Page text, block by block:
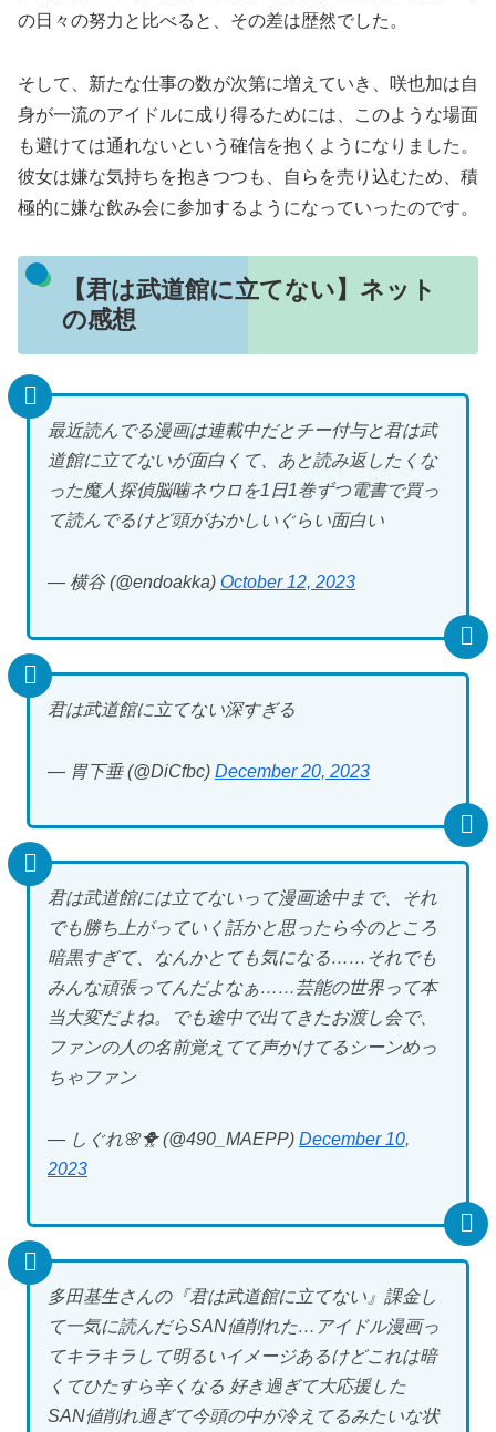
の日々の努力と比べると、その差は歴然でした。
そして、新たな仕事の数が次第に増えていき、咲也加は自
身が一流のアイドルに成り得るためには、このような場面
も避けては通れないという確信を抱くようになりました。
彼女は嫌な気持ちを抱きつつも、自らを売り込むため、積
極的に嫌な飲み会に参加するようになっていったのです。
【君は武道館に立てない】ネット
の感想
最近読んでる漫画は連載中だとチー付与と君は武
道館に立てないが面白くて、あと読み返したくな
った魔人探偵脳噛ネウロを1日1巻ずつ電書で買っ
て読んでるけど頭がおかしいぐらい面白い
— 横谷 (@endoakka) October 12, 2023
君は武道館に立てない深すぎる
— 胃下垂 (@DiCfbc) December 20, 2023
君は武道館には立てないって漫画途中まで、それ
でも勝ち上がっていく話かと思ったら今のところ
暗黒すぎて、なんかとても気になる……それでも
みんな頑張ってんだよなぁ……芸能の世界って本
当大変だよね。でも途中で出てきたお渡し会で、
ファンの人の名前覚えてて声かけてるシーンめっ
ちゃファン
— しぐれ🌸🐥 (@490_MAEPP) December 10,
2023
多田基生さんの『君は武道館に立てない』課金し
て一気に読んだらSAN値削れた…アイドル漫画っ
てキラキラして明るいイメージあるけどこれは暗
くてひたすら辛くなる 好き過ぎて大応援した
SAN値削れ過ぎて今頭の中が冷えてるみたいな状